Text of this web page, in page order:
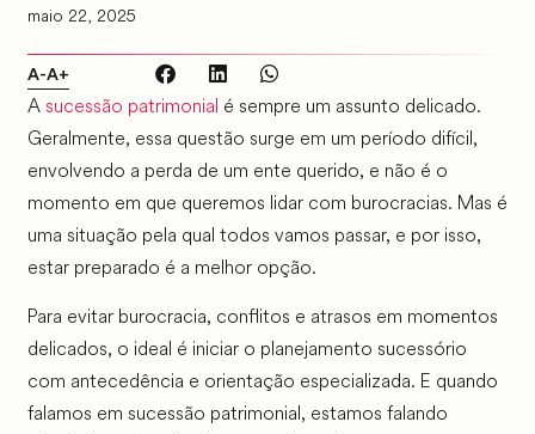
maio 22, 2025
A-A+
Asucessão patrimonial é sempre um assunto delicado.
Geralmente, essa questão surge em um período difícil,
envolvendo a perda de um ente querido, e não é o
momento em que queremos lidar com burocracias. Mas é
uma situação pela qual todos vamos passar, e por isso,
estar preparado é a melhor opção.
Para evitar burocracia, conflitos e atrasos em momentos
delicados, o ideal é iniciar o planejamento sucessório
com antecedência e orientação especializada. E quando
falamos em sucessão patrimonial, estamos falando